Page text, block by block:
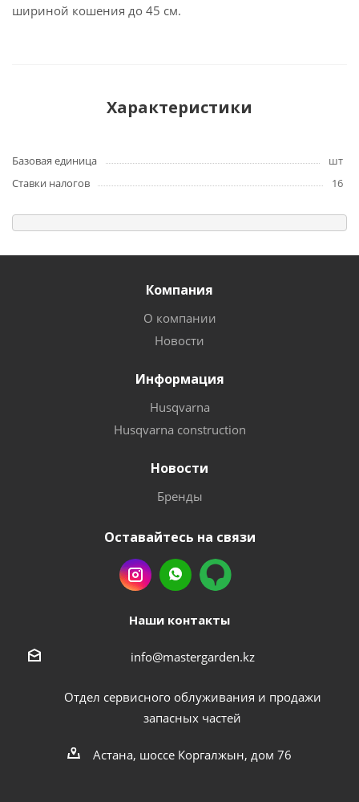
шириной кошения до 45 см.
Характеристики
Базовая единица
шт
Ставки налогов
16
Компания
О компании
Новости
Информация
Husqvarna
Husqvarna construction
Новости
Бренды
Оставайтесь на связи
Наши контакты
info@mastergarden.kz
Отдел сервисного облуживания и продажи
запасных частей
Астана, шоссе Коргалжын, дом 76